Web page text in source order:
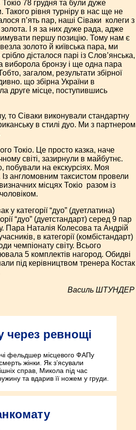
7­8 грудня та були дуже
Такого рівня турніру в нас ще не
п’ять пар, наші Сіваки ­ колеги з
І я за них дуже рада, адже
першу позицію. Тому нам є
золото й київська пара, ми
дісталося парі із Слов’янська,
виборола бронзу і ще одна пара
загалом, результати збірної
що збірна України в
друге місце, поступившись
то Сіваки виконували стандартну
в стилі дуо. Ми з партнером
Токіо. Це просто казка, наче
світі, зазирнули в майбутнє.
побували на екскурсіях. Моя
Із англомовним таксистом провели
місцях Токіо ­ разом із
у категорії “дуо” (дует­латина)
“дуо” (дует­стандарт) серед 9 пар
Пара Наталія Колесова та Андрій
в категорії (комбі­стандарт)
чемпіонату світу. Всього
5 комплектів нагород. Обидві
під керівництвом тренера Костак
Василь ШТУНДЕР
ревнощі
фельдшер місцевого ФАПу
жінки. Як з’ясували
справ, Микола під час
та вдарив її ножем у груди.